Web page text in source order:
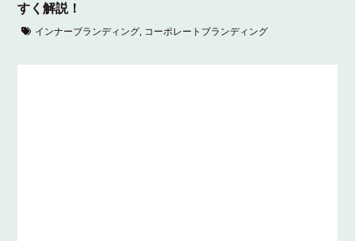
すく解説！
インナーブランディング, コーポレートブランディング